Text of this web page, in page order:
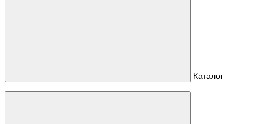
Каталог